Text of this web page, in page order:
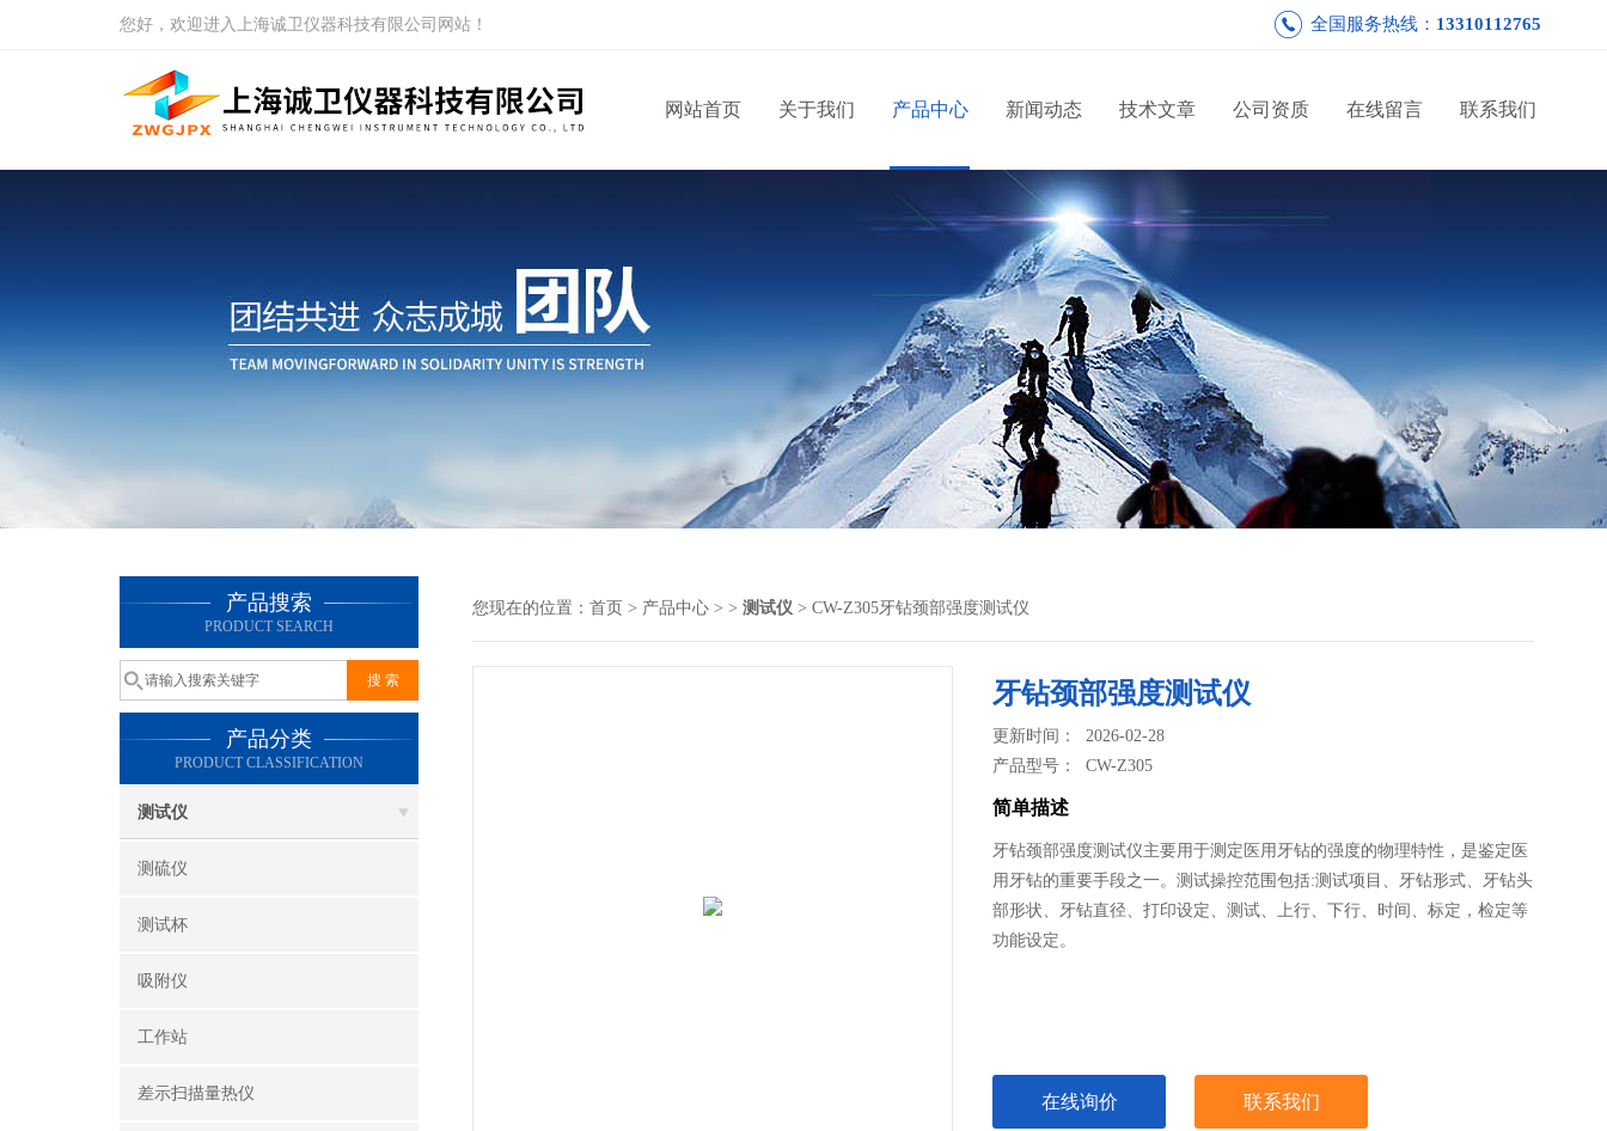
您好，欢迎进入上海诚卫仪器科技有限公司网站！ 全国服务热线： 13310112765
网站首页 关于我们 产品中心 新闻动态 技术文章 公司资质 在线留言 联系我们
产品搜索
PRODUCT SEARCH
产品分类
PRODUCT CLASSIFICATION
测试仪
测硫仪
测试杯
吸附仪
工作站
差示扫描量热仪
您现在的位置： 首页 > 产品中心 > > 测试仪 > CW-Z305牙钻颈部强度测试仪
牙钻颈部强度测试仪
更新时间： 2026-02-28
产品型号：CW-Z305
简单描述
牙钻颈部强度测试仪主要用于测定医用牙钻的强度的物理特性，是鉴定医
用牙钻的重要手段之一。测试操控范围包括:测试项目、牙钻形式、牙钻头
部形状、牙钻直径、打印设定、测试、上行、下行、时间、标定，检定等
功能设定。
在线询价 联系我们